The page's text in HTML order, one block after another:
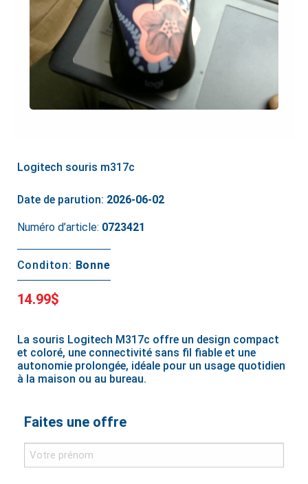
Logitech souris m317c
Date de parution: 2026-06-02
Numéro d’article: 0723421
Conditon: Bonne
14.99$
La souris Logitech M317c offre un design compact
et coloré, une connectivité sans fil fiable et une
autonomie prolongée, idéale pour un usage quotidien
à la maison ou au bureau.
Faites une offre